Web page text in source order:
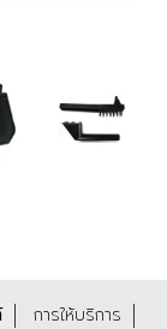
การให้บริการ